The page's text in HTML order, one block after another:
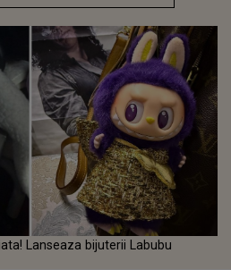
Lanseaza bijuterii Labubu